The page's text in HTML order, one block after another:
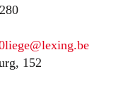
liege@lexing.be
152